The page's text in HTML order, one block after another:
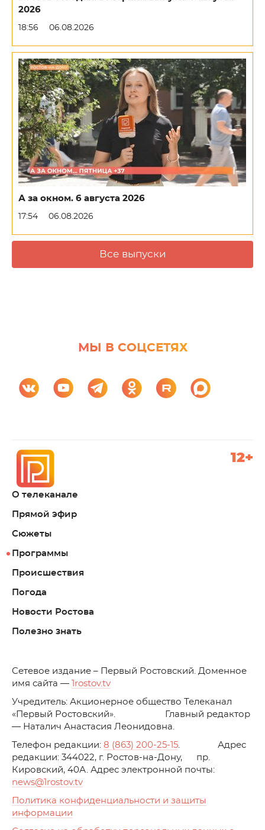
2026
18:56 06.08.2026
А за окном. 6 августа 2026
17:54 06.08.2026
Все выпуски
МЫ В СОЦСЕТЯХ
О телеканале
Прямой эфир
Сюжеты
Программы
Происшествия
Погода
Новости Ростова
Полезно знать
12+
Cетевое издание – Первый Ростовский. Доменное
имя сайта —
1rostov.tv
Учредитель: Акционерное общество Телеканал
«Первый Ростовский». Главный редактор
— Наталич Анастасия Леонидовна.
Телефон редакции: 8 (863) 200-25-15. Адрес
редакции: 344022, г. Ростов-на-Дону, пр.
Кировский, 40А. Адрес электронной почты:
news@1rostov.tv
Политика конфиденциальности и защиты
информации